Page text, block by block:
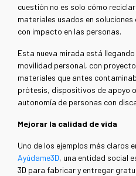
cuestión no es solo cómo
materiales usados en
con impacto en las personas.
Esta nueva mirada está
movilidad personal, con
materiales que antes
prótesis, dispositivos de apoyo
autonomía de personas con
Mejorar la calidad de vida
Uno de los ejemplos más claros
Ayúdame3D, una entidad social
3D para fabricar y entregar